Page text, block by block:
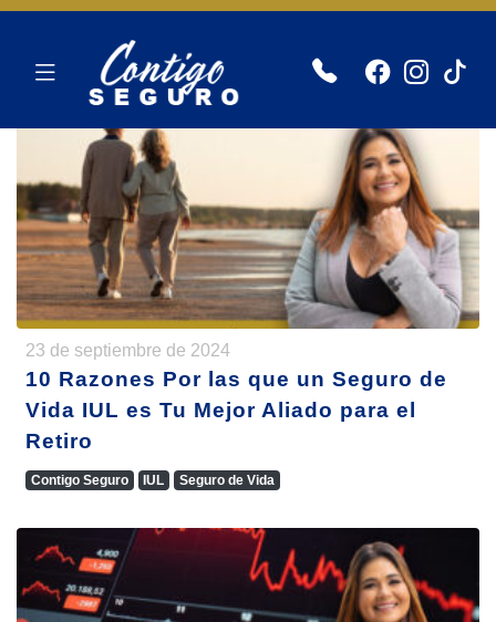
Blog de seguros de Salud
Seguro de Vida
23 de septiembre de 2024
10 Razones Por las que un Seguro de
Vida IUL es Tu Mejor Aliado para el
Retiro
Contigo Seguro IUL Seguro de Vida